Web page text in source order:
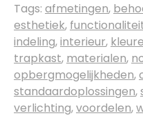
Tags: afmetingen,
esthetiek,
indeling,interieur,
trapkast, materialen,
opbergmogelijkheden,
standaardoplossingen,
verlichting,voordelen,